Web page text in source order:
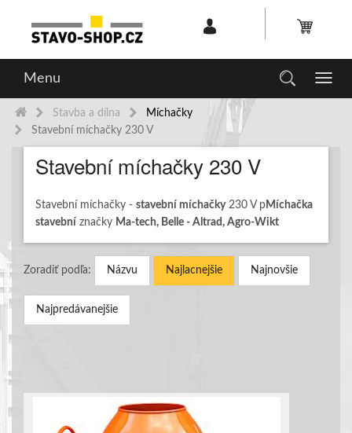
Toggle
Menu
Stavba a dílna
Míchačky
Stavební míchačky 230 V
Stavební míchačky 230 V
Stavební míchačky - stavební míchačky230 V pMíchačka
stavební značky Ma-tech, Belle - Altrad, Agro-Wikt
Zoradiť podľa: Názvu Najlacnejšie Najnovšie
Najpredávanejšie